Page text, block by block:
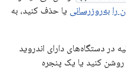
را به‌روزرسانی یا حذف کنید، به
در دستگاه‌های دارای اندروید
روشن کنید یا یک پنجره